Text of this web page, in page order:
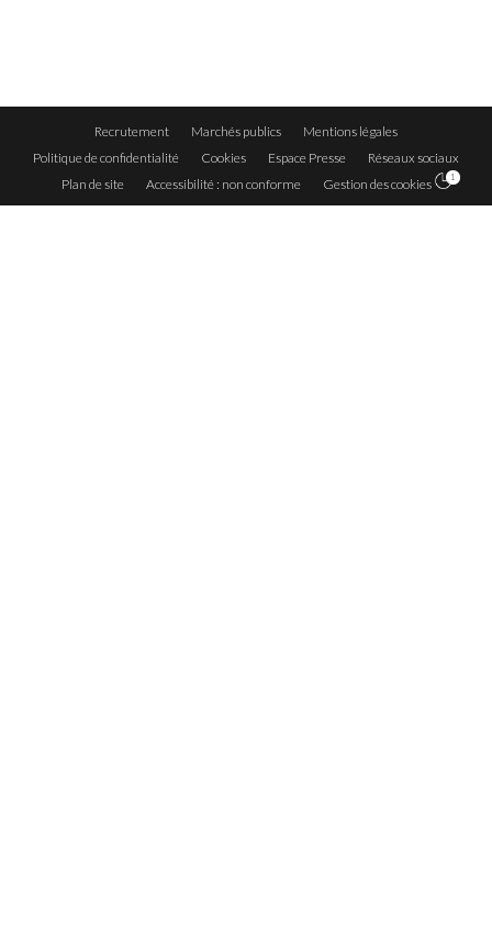
Recrutement Marchés publics
Mentions légales
Politique de confidentialité
Cookies Espace Presse
Réseaux sociaux
Plan de site
Accessibilité : non conforme Gestion des cookies 1